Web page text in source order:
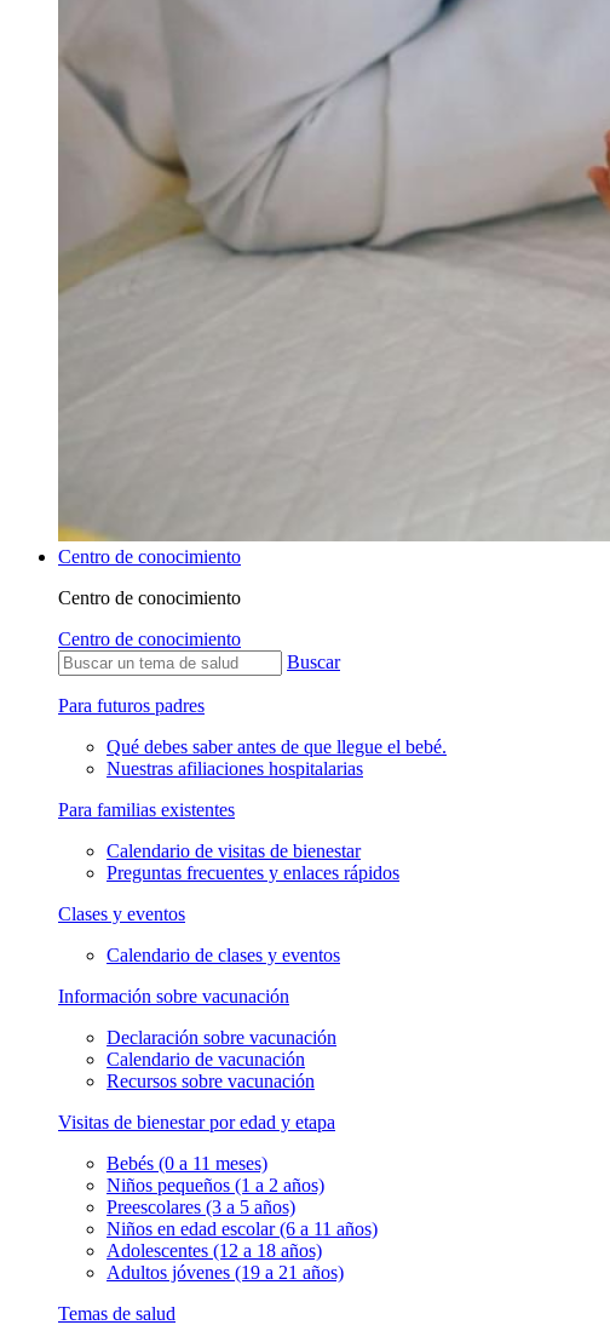
Centro de conocimiento
Centro de conocimiento
Centro de conocimiento
Buscar
Para futuros padres
Qué debes saber antes de que llegue el bebé.
Nuestras afiliaciones hospitalarias
Para familias existentes
Calendario de visitas de bienestar
Preguntas frecuentes y enlaces rápidos
Clases y eventos
Calendario de clases y eventos
Información sobre vacunación
Declaración sobre vacunación
Calendario de vacunación
Recursos sobre vacunación
Visitas de bienestar por edad y etapa
Bebés (0 a 11 meses)
Niños pequeños (1 a 2 años)
Preescolares (3 a 5 años)
Niños en edad escolar (6 a 11 años)
Adolescentes (12 a 18 años)
Adultos jóvenes (19 a 21 años)
Temas de salud